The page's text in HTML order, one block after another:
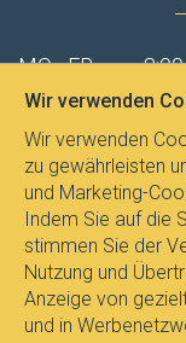
MO - FR
Wir verwenden
Wir verwenden
zu gewährleisten
und Marketing-
Indem Sie auf die
stimmen Sie der
Nutzung und
Anzeige von
und in